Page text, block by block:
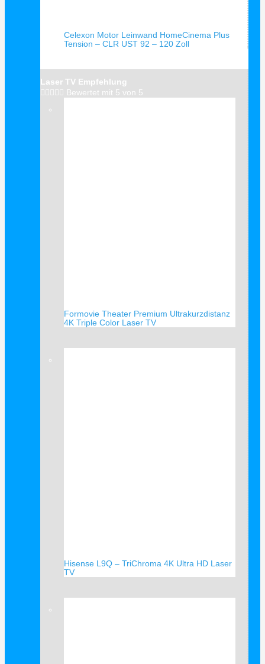
Celexon Motor Leinwand HomeCinema Plus
Tension – CLR UST 92 – 120 Zoll
Laser TV Empfehlung
     Bewertet mit 5 von 5
Formovie Theater Premium Ultrakurzdistanz
4K Triple Color Laser TV
Hisense L9Q – TriChroma 4K Ultra HD Laser
TV